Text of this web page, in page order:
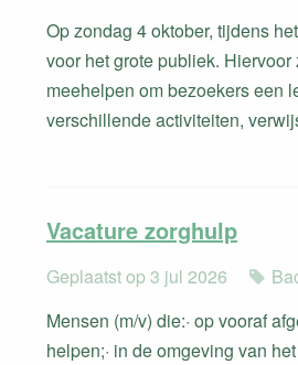
Op zondag 4 oktober, tijdens
voor het grote publiek.
meehelpen om bezoekers een
verschillende activiteiten,
Vacature zorghulp
Geplaatst op 3 jul 2026
Mensen (m/v) die:· op vooraf
helpen;· in de omgeving van